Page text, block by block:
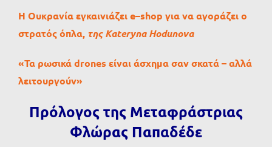
Η Ουκρανία εγκαινιάζειe–shop για να αγοράζει ο
στρατός όπλα, της Kateryna Hodunova
«Τα ρωσικά drones είναι άσχημα σαν σκατά – αλλά
λειτουργούν»
Πρόλογος της Μεταφράστριας
Φλώρας Παπαδέδε